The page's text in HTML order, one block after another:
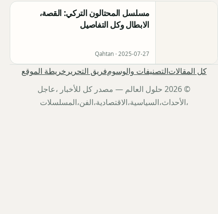
مسلسل المحتالون التركي: القصة،
الابطال وكل التفاصيل
Qahtan · 2025-07-27
كل المقالاتالتصنيفات والوسومفريق التحرير خريطة الموقع
© 2026 حلول العالم — مصدر كل للأخبار ،عاجل
،الأحداث،السياسية،الاقتصادية،الفن،المسلسلات